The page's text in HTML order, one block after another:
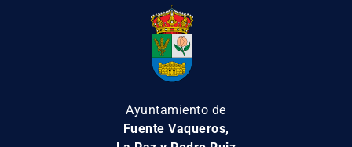
Ayuntamiento de
Fuente Vaqueros,